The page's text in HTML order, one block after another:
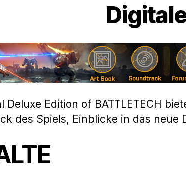
Deluxe Edition of BATTLETECH
des Spiels, Einblicke in das neue